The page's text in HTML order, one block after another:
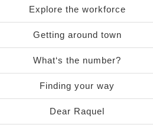
Explore the workforce
Getting around town
What‘s the number?
Finding your way
Dear Raquel